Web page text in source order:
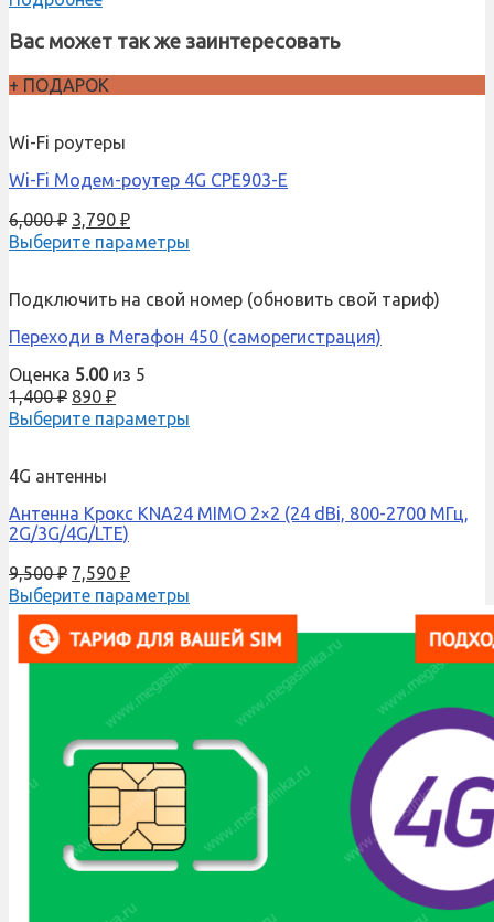
Вас может так же заинтересовать
+ ПОДАРОК
Wi-Fi роутеры
Wi-Fi Модем-роутер 4G CPE903-E
6,000₽ 3,790 ₽
Выберите параметры
Подключить на свой номер (обновить свой тариф)
Переходи в Мегафон 450 (саморегистрация)
Оценка 5.00из 5
1,400₽ 890 ₽
Выберите параметры
4G антенны
Антенна Крокс KNA24 MIMO 2×2 (24 dBi, 800-2700 МГц,
2G/3G/4G/LTE)
9,500₽ 7,590 ₽
Выберите параметры